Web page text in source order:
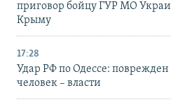
приговор бойцу ГУР МО
Крыму
17:28
Удар РФ по Одессе: поврежден
человек – власти